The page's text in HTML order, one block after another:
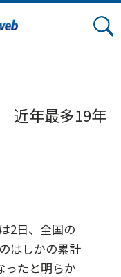
年最多19年
2日、全国の
はしかの累計
ったと明らか